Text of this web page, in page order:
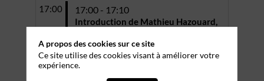
17:00 17:00 - 17:10
Introduction de Mathieu Hazouard,
Aquitaine délégué aux Enjeux
Numériques
A propos des cookies sur ce site
Ce site utilise des cookies visant à améliorer votre
expérience.